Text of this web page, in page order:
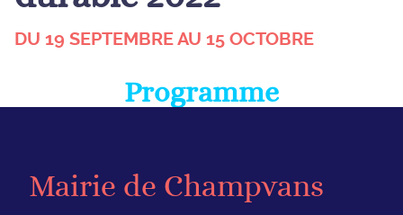
DU 19 SEPTEMBRE AU 15 OCTOBRE
Programme
Mairie de Champvans